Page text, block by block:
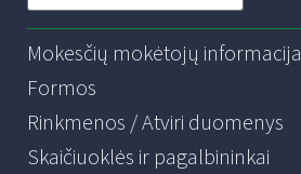
Mokesčių mokėtojų informacija
Formos
Rinkmenos / Atviri duomenys
Skaičiuoklės ir pagalbininkai